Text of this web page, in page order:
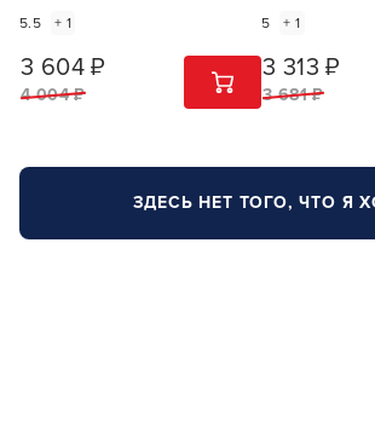
5.5 + 1
3 604 ₽
4 004 ₽
1 ШТ
5 + 1
3 313 ₽
3 681 ₽
ЗДЕСЬ НЕТ ТОГО, ЧТО Я
УСТАНОВИТЬ ИЗ GOOGLE